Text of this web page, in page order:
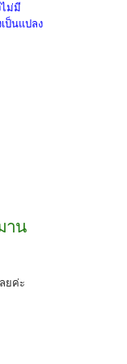
ม่มี
ป็นแปลง
าน
ยค่ะ